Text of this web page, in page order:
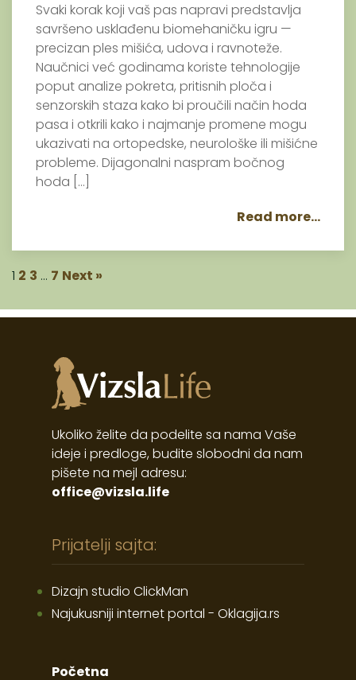
Svaki korak koji vaš pas napravi predstavlja
savršeno usklađenu biomehaničku igru —
precizan ples mišića, udova i ravnoteže.
Naučnici već godinama koriste tehnologije
poput analize pokreta, pritisnih ploča i
senzorskih staza kako bi proučili način hoda
pasa i otkrili kako i najmanje promene mogu
ukazivati na ortopedske, neurološke ili mišićne
probleme. Dijagonalni naspram bočnog
hoda […]
Read more...
1 2 3 … 7 Next »
Ukoliko želite da podelite sa nama Vaše
ideje i predloge, budite slobodni da nam
pišete na mejl adresu:
office@vizsla.life
Prijatelji sajta:
Dizajn studio ClickMan
Najukusniji internet portal - Oklagija.rs
Početna